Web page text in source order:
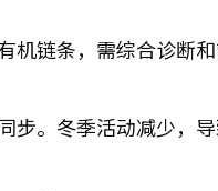
机链条，需综合诊断
。冬季活动减少，